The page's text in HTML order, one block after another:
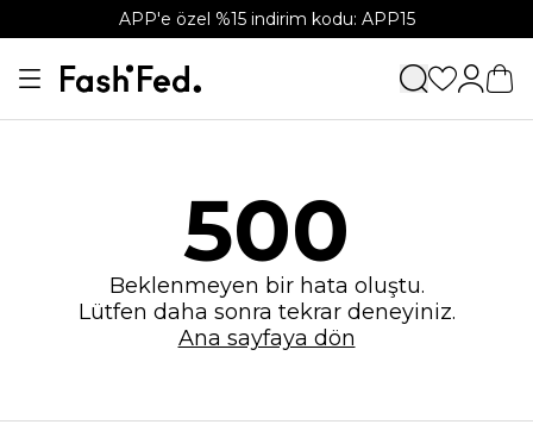
APP'e özel %15 indirim kodu: APP15
500
Beklenmeyen bir hata oluştu.
Lütfen daha sonra tekrar deneyiniz.
Ana sayfaya dön